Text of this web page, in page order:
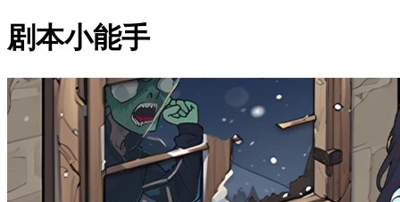
剧本小能手